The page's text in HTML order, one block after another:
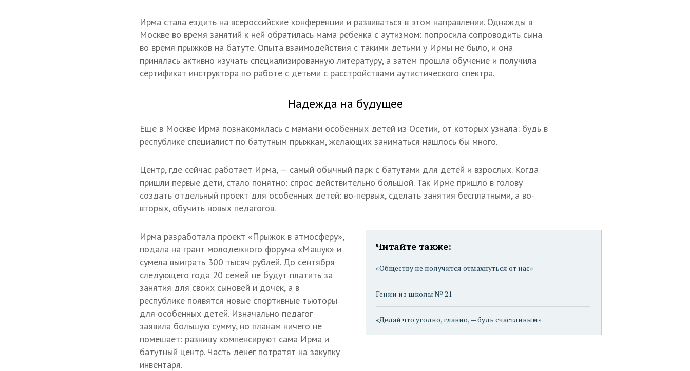
Ирма стала ездить на всероссийские конференции и развиваться в этом направлении. Однажды в
Москве во время занятий к ней обратилась мама ребенка с аутизмом: попросила сопроводить сына
во время прыжков на батуте. Опыта взаимодействия с такими детьми у Ирмы не было, и она
принялась активно изучать специализированную литературу, а затем прошла обучение и получила
сертификат инструктора по работе с детьми с расстройствами аутистического спектра.
Надежда на будущее
Еще в Москве Ирма познакомилась с мамами особенных детей из Осетии, от которых узнала: будь в
республике специалист по батутным прыжкам, желающих заниматься нашлось бы много.
Центр, где сейчас работает Ирма, — самый обычный парк с батутами для детей и взрослых. Когда
пришли первые дети, стало понятно: спрос действительно большой. Так Ирме пришло в голову
создать отдельный проект для особенных детей: во-первых, сделать занятия бесплатными, а во-
вторых, обучить новых педагогов.
Читайте также:
«Обществу не получится отмахнуться от нас»
Гении из школы № 21
«Делай что угодно, главно, — будь счастливым»
Ирма разработала проект «Прыжок в атмосферу»,
подала на грант молодежного форума «Машук» и
сумела выиграть 300 тысяч рублей. До сентября
следующего года 20 семей не будут платить за
занятия для своих сыновей и дочек, а в
республике появятся новые спортивные тьюторы
для особенных детей. Изначально педагог
заявила большую сумму, но планам ничего не
помешает: разницу компенсируют сама Ирма и
батутный центр. Часть денег потратят на закупку
инвентаря.